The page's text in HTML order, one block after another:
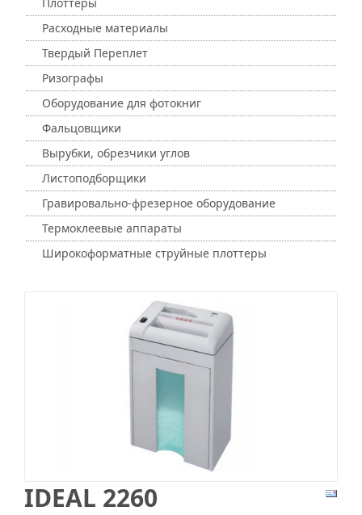
Расходные материалы
Твердый Переплет
Ризографы
Оборудование для фотокниг
Фальцовщики
Вырубки, обрезчики углов
Листоподборщики
Гравировально-фрезерное оборудование
Термоклеевые аппараты
Широкоформатные струйные плоттеры
IDEAL 2260